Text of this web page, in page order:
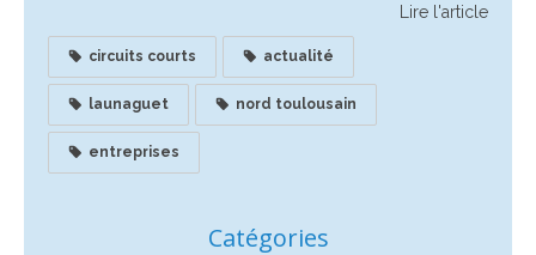
Lire l'article
circuits courts actualité
launaguet nord toulousain
entreprises
Catégories